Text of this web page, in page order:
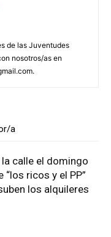
de las Juventudes
nosotros/as en
a
la calle el domingo
“los ricos y el PP”
los alquileres